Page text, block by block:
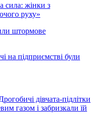
сила: жінки з
руху»
штормове
на підприємстві були
дівчата-підлітки
газом і забризкали їй